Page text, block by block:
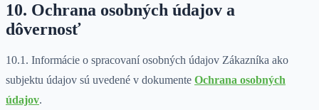
10. Ochrana osobných údajov a
dôvernosť
10.1. Informácie o spracovaní osobných údajov Zákazníka ako
subjektu údajov sú uvedené v dokumente Ochrana osobných
údajov.